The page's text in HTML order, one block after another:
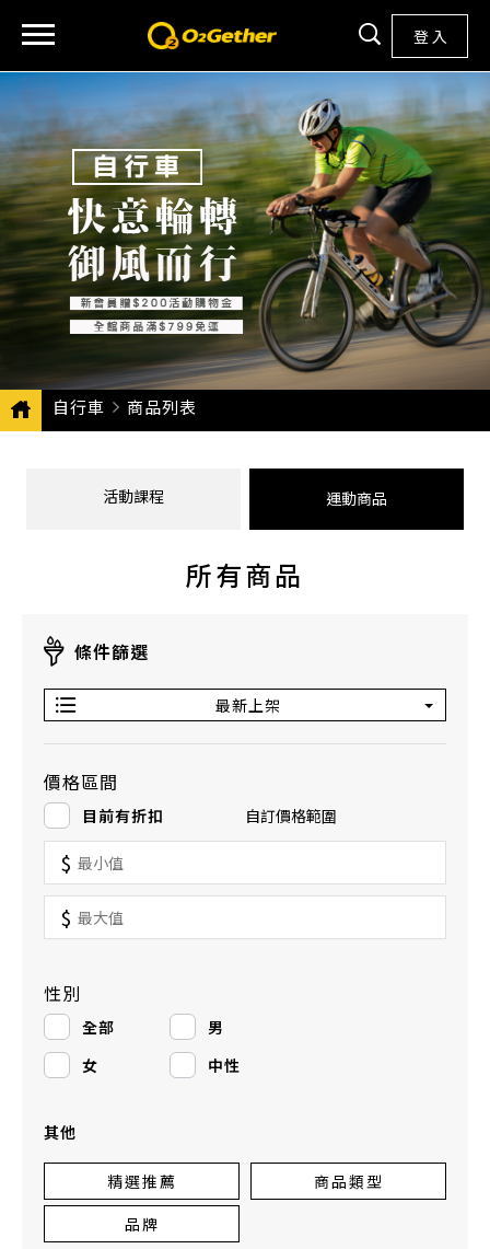
登 入
自行車 CURRENT:
商品列表
活動課程 運動商品
所有商品
條件篩選
最新上架
價格區間
目前有折扣 自訂價格範圍
$
$
性別
全部
男
女
中性
其他
精選推薦
商品類型
品牌